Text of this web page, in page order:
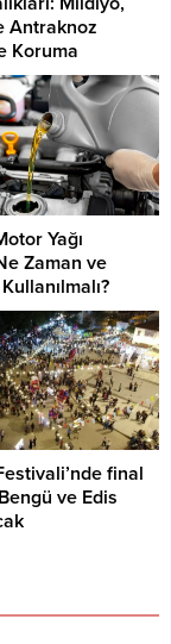
Antraknoz
Koruma
Yağı
Zaman ve
final
ve Edis